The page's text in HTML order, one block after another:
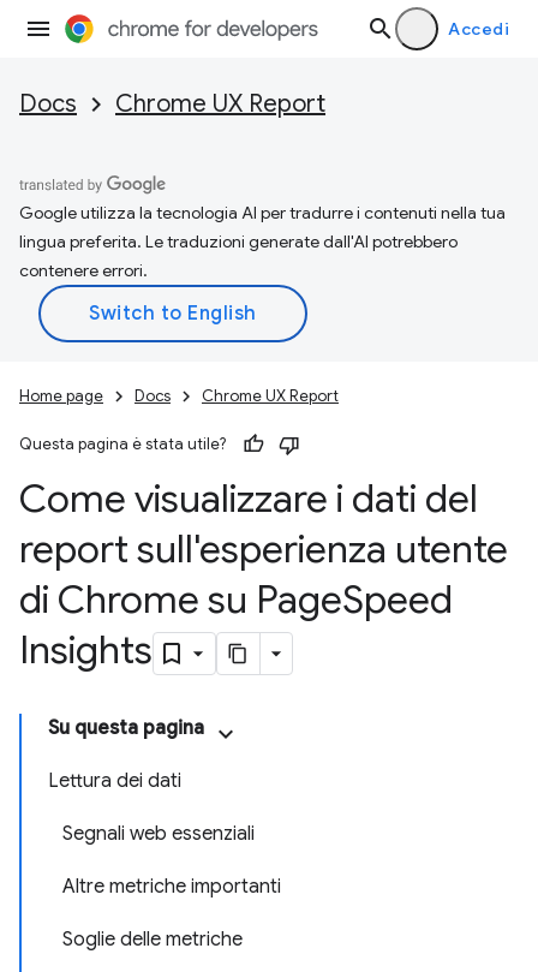
Accedi
Docs Chrome UX Report
Google utilizza la tecnologia AI per tradurre i contenuti nella tua
lingua preferita. Le traduzioni generate dall'AI potrebbero
contenere errori.
Home page Docs Chrome UX Report
Questa pagina è stata utile?
Come visualizzare i dati del
report sull'esperienza utente
di Chrome su PageSpeed
Insights
Su questa pagina
Lettura dei dati
Segnali web essenziali
Altre metriche importanti
Soglie delle metriche